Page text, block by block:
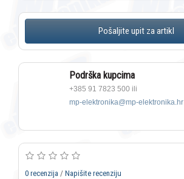
Podrška kupcima
+385 91 7823 500 ili
mp-elektronika@mp-elektronika.hr
0 recenzija / Napišite recenziju